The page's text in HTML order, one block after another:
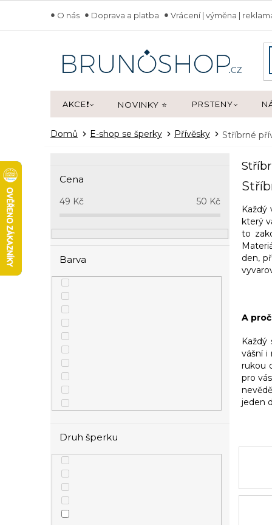
obsah
O nás Doprava a platba Vrácení | výměna |
AKCE❗ NOVINKY ⭐ PRSTENY
Domů E-shop se šperky Přívěsky Stříbrné
a
n
p
Cena
49 Kč 50 Kč
Barva
stříbrná
Druh šperku
Každý
který
to
den,
A
Každý
vášní i
rukou
pro
jeden